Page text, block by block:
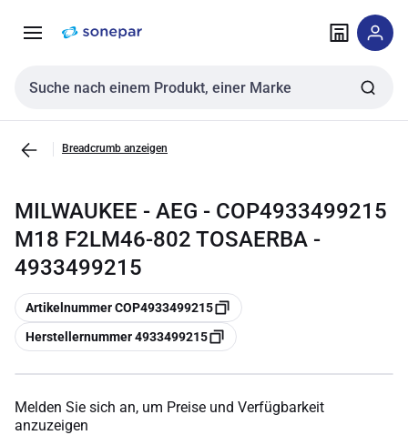
NavigationInhalt
Sucheingabe
Breadcrumb anzeigen
MILWAUKEE - AEG - COP4933499215
M18 F2LM46-802 TOSAERBA -
4933499215
Kopieren
Artikelnummer COP4933499215
Kopieren
Herstellernummer 4933499215
Melden Sie sich an, um Preise und Verfügbarkeit
anzuzeigen